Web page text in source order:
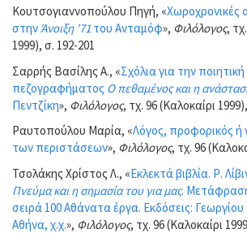
Κουτσογιαννοπούλου Πηγή, «Χωροχρονικές
στηνΆνοιξη '71 του Ανταμόφ», Φιλόλογος,
1999), σ. 192-201
Σαρρής Βασίλης Α., «Σχόλια για την
πεζογραφήματος Ο πεθαμένος και η
Πεντζίκη», Φιλόλογος, τχ. 96 (Καλοκαίρι
Ραυτοπούλου Μαρία, «Λόγος, προφορικός
των περιστάσεων», Φιλόλογος, τχ. 96
Τσολάκης Χρίστος Λ., «Εκλεκτά βιβλία. Ρ.
Πνεύμα και η σημασία του για μας.
σειρά 100 Αθάνατα έργα. Εκδόσεις:
Αθήνα, χ.χ.», Φιλόλογος, τχ. 96 (Καλοκαίρι